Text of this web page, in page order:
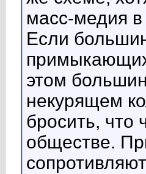
масс-медия
Если
примыкающих
этом
некурящем
бросить, что
обществе.